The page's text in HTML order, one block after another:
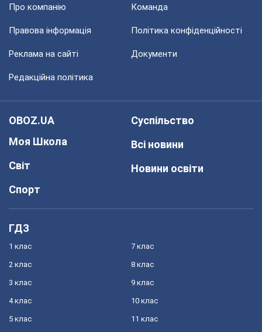
Про компанію Команда
Правова інформація Політика конфіденційності
Реклама на сайті Документи
Редакційна політика
OBOZ.UA
Моя Школа
Світ
Спорт
Суспільство
Всі новини
Новини освіти
ГДЗ
1 клас
2 клас
3 клас
4 клас
5 клас
7 клас
8 клас
9 клас
10 клас
11 клас